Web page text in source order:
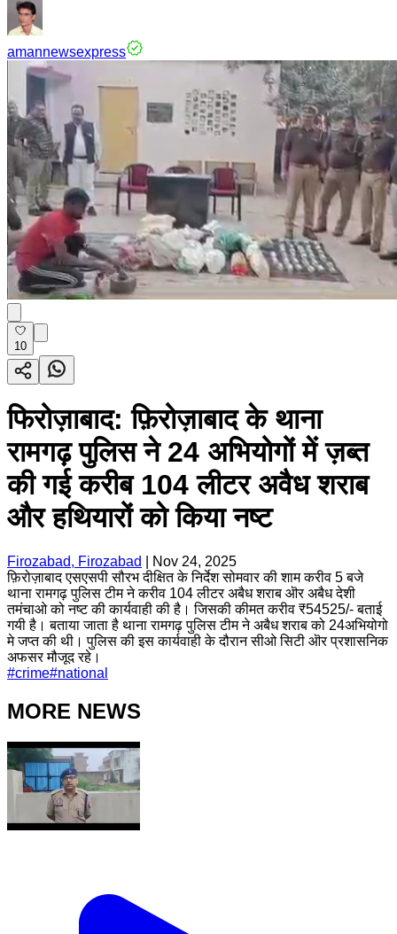
amannewsexpress
10
फिरोज़ाबाद: फ़िरोज़ाबाद के थाना
रामगढ़ पुलिस ने 24 अभियोगों में ज़ब्त
की गई करीब 104 लीटर अवैध शराब
और हथियारों को किया नष्ट
Firozabad, Firozabad
Nov 24, 2025
फ़िरोज़ाबाद एसएसपी सौरभ दीक्षित के निर्देश सोमवार की शाम करीव 5 बजे
थाना रामगढ़ पुलिस टीम ने करीव 104 लीटर अबैध शराब ऒर अबैध देशी
तमंचाओ को नष्ट की कार्यवाही की है। जिसकी कीमत करीव ₹54525/- बताई
गयी है। बताया जाता है थाना रामगढ़ पुलिस टीम ने अबैध शराब को 24अभियोगो
मे जप्त की थी। पुलिस की इस कार्यवाही के दौरान सीओ सिटी ऒर प्रशासनिक
अफसर मौजूद रहे।
#crime#national
MORE NEWS